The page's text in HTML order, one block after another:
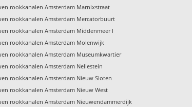
rookkanalen Amsterdam Marnixstraat
rookkanalen Amsterdam Mercatorbuurt
rookkanalen Amsterdam Middenmeer I
rookkanalen Amsterdam Molenwijk
rookkanalen Amsterdam Museumkwartier
rookkanalen Amsterdam Nellestein
rookkanalen Amsterdam Nieuw Sloten
rookkanalen Amsterdam Nieuw West
rookkanalen Amsterdam Nieuwendammerdijk